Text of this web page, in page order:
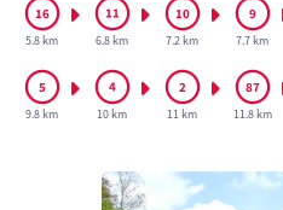
5.8 km 6.8 km 7.2 km 7.7 km
9.8 km 10 km 11 km 11.8 km